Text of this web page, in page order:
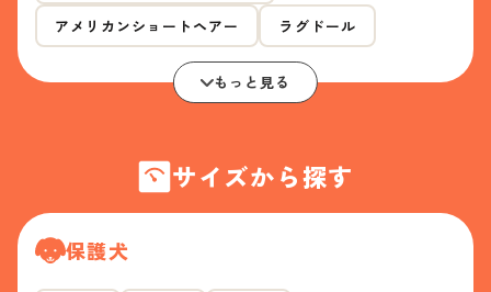
アメリカンショートヘアー ラグドール
もっと見る
サイズから探す
保護犬